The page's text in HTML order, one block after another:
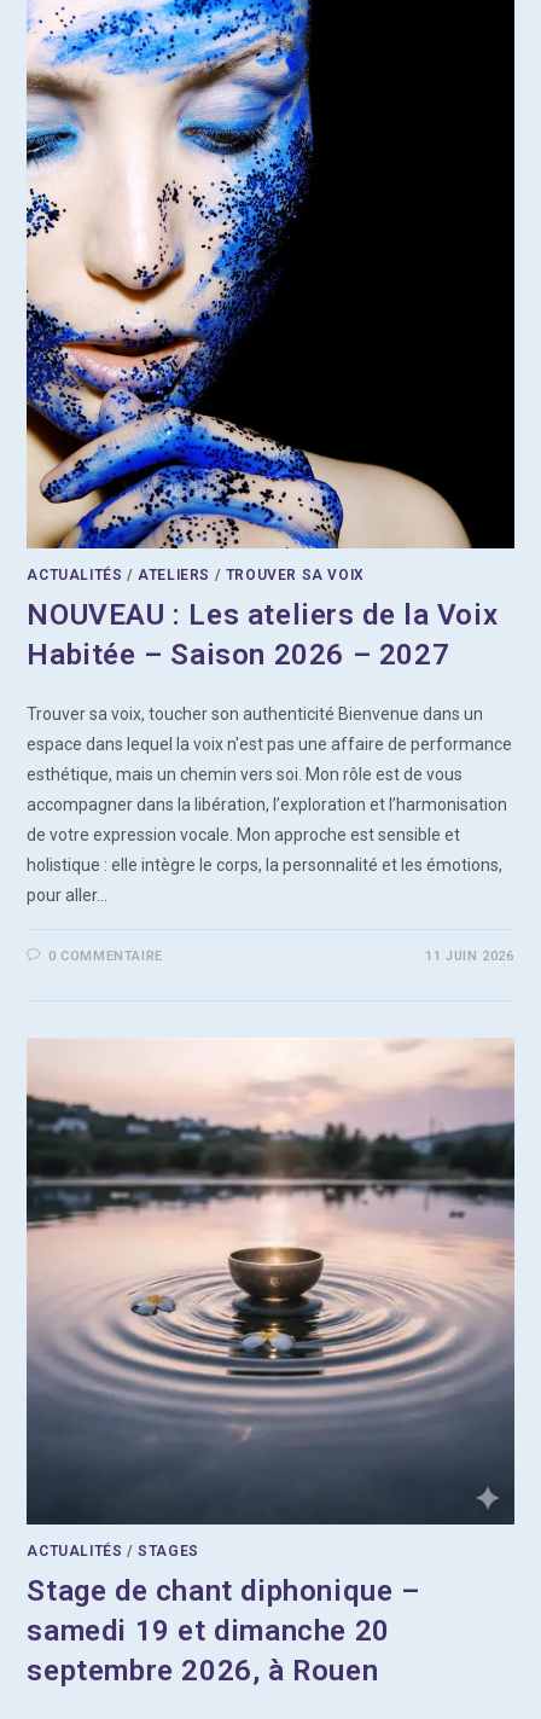
ACTUALITÉS /ATELIERS / TROUVER SA VOIX
NOUVEAU : Les ateliers de la Voix
Habitée – Saison 2026 – 2027
Trouver sa voix, toucher son authenticité Bienvenue dans un
espace dans lequel la voix n'est pas une affaire de performance
esthétique, mais un chemin vers soi. Mon rôle est de vous
accompagner dans la libération, l’exploration et l’harmonisation
de votre expression vocale. Mon approche est sensible et
holistique : elle intègre le corps, la personnalité et les émotions,
pour aller…
0 COMMENTAIRE 11 JUIN 2026
ACTUALITÉS /STAGES
Stage de chant diphonique –
samedi 19 et dimanche 20
septembre 2026, à Rouen